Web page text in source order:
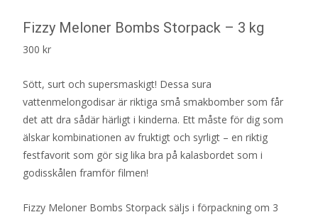
Fizzy Meloner Bombs Storpack – 3 kg
300 kr
Sött, surt och supersmaskigt! Dessa sura
vattenmelongodisar är riktiga små smakbomber som får
det att dra sådär härligt i kinderna. Ett måste för dig som
älskar kombinationen av fruktigt och syrligt – en riktig
festfavorit som gör sig lika bra på kalasbordet som i
godisskålen framför filmen!
Fizzy Meloner Bombs Storpack säljs i förpackning om 3